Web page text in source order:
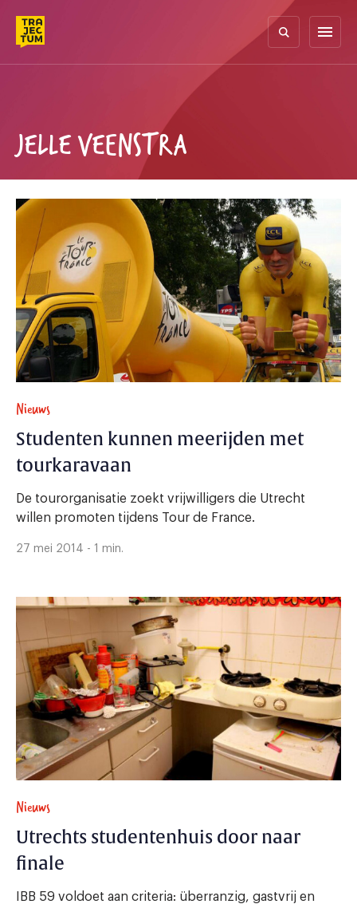
content
menu
JELLE VEENSTRA
Nieuws
Studenten kunnen meerijden met
tourkaravaan
De tourorganisatie zoekt vrijwilligers die Utrecht
willen promoten tijdens Tour de France.
27 mei 2014 - 1 min.
Nieuws
Utrechts studentenhuis door naar
finale
IBB 59 voldoet aan criteria: überranzig, gastvrij en